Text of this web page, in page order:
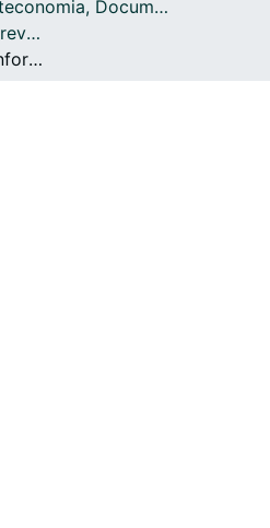
Navega per tot el DD
Biblioteconomia, Documentació i Comunicació Audiovisual
Articles publicats en revistes (Biblioteconomia, Documentació i Comunicació Audiovisual)
El profesional de la información (EPI): bibliometric and thematic analysis (2006- 2017)